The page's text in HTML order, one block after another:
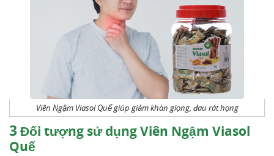
Viên Ngậm Viasol Quế giúp giảm khàn giọng, đau rát họng
3Đối tượng sử dụng Viên Ngậm Viasol
Quế